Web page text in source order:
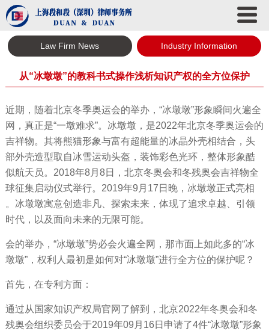
Law Firm News Industry Information
从“冰墩墩”的教科书式操作浅析知识产权的全方位保护
近期，随着北京冬季奥运会的举办，“冰墩墩”形象瞬间火遍全
网，真正是“一墩难求”。冰墩墩，是2022年北京冬季奥运会的
吉祥物。其将熊猫形象与富有超能量的冰晶外壳相结合，头
部外壳造型取自冰雪运动头盔，装饰彩色光环，整体形象酷
似航天员。2018年8月8日，北京冬奥会和冬残奥会吉祥物全
球征集启动仪式举行。2019年9月17日晚，冰墩墩正式亮相
。冰墩墩寓意创造非凡、探索未来，体现了追求卓越、引领
时代，以及面向未来的无限可能。
会的举办，“冰墩墩”势必会火遍全网，那市面上如此多的“冰
墩墩”，权利人最初是如何对“冰墩墩”进行全方位的保护呢？
首先，在专利方面：
通过从 国家知识产权局官网了解到，北京2022年冬奥会和冬
残奥会组织委员会于2019年09月16日申请了4件“冰墩墩”形象